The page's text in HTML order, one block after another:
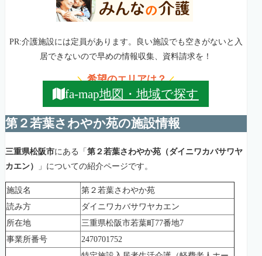
PR:介護施設には定員があります。良い施設でも空きがないと入
居できないので早めの情報収集、資料請求を！
＼希望のエリアは？／
fa-map地図・地域で探す
第２若葉さわやか苑の施設情報
三重県松阪市にある「 第２若葉さわやか苑（ダイニワカバサワヤ
カエン）
」についての紹介ページです。
施設名
第２若葉さわやか苑
読み方
ダイニワカバサワヤカエン
所在地
三重県松阪市若葉町77番地7
事業所番号
2470701752